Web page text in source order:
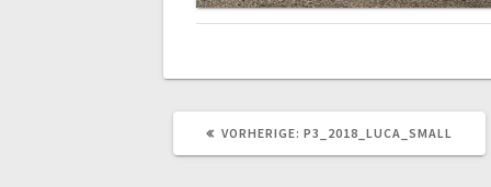
VORHERIGE: VORHERIGER
P3_2018_LUCA_SMALL